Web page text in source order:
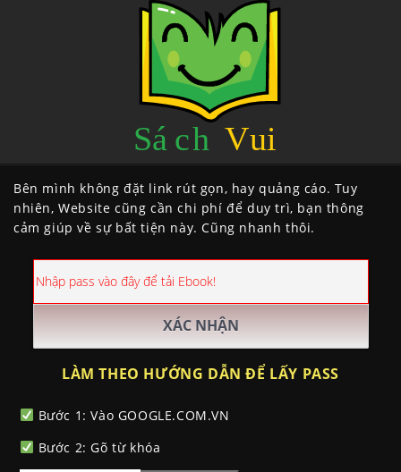
Bên mình không đặt link rút gọn, hay quảng cáo. Tuy
nhiên, Website cũng cần chi phí để duy trì, bạn thông
cảm giúp về sự bất tiện này. Cũng nhanh thôi.
LÀM THEO HƯỚNG DẪN ĐỂ LẤY PASS
Bước 1: Vào GOOGLE.COM.VN
Bước 2: Gõ từ khóa